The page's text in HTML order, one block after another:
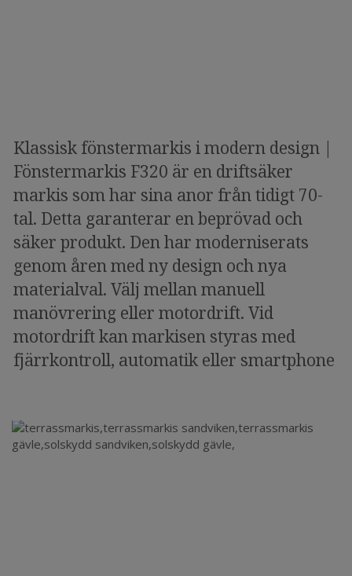
Klassisk fönstermarkis i modern design |
Fönstermarkis F320 är en driftsäker
markis som har sina anor från tidigt 70-
tal. Detta garanterar en beprövad och
säker produkt. Den har moderniserats
genom åren med ny design och nya
materialval. Välj mellan manuell
manövrering eller motordrift. Vid
motordrift kan markisen styras med
fjärrkontroll, automatik eller smartphone